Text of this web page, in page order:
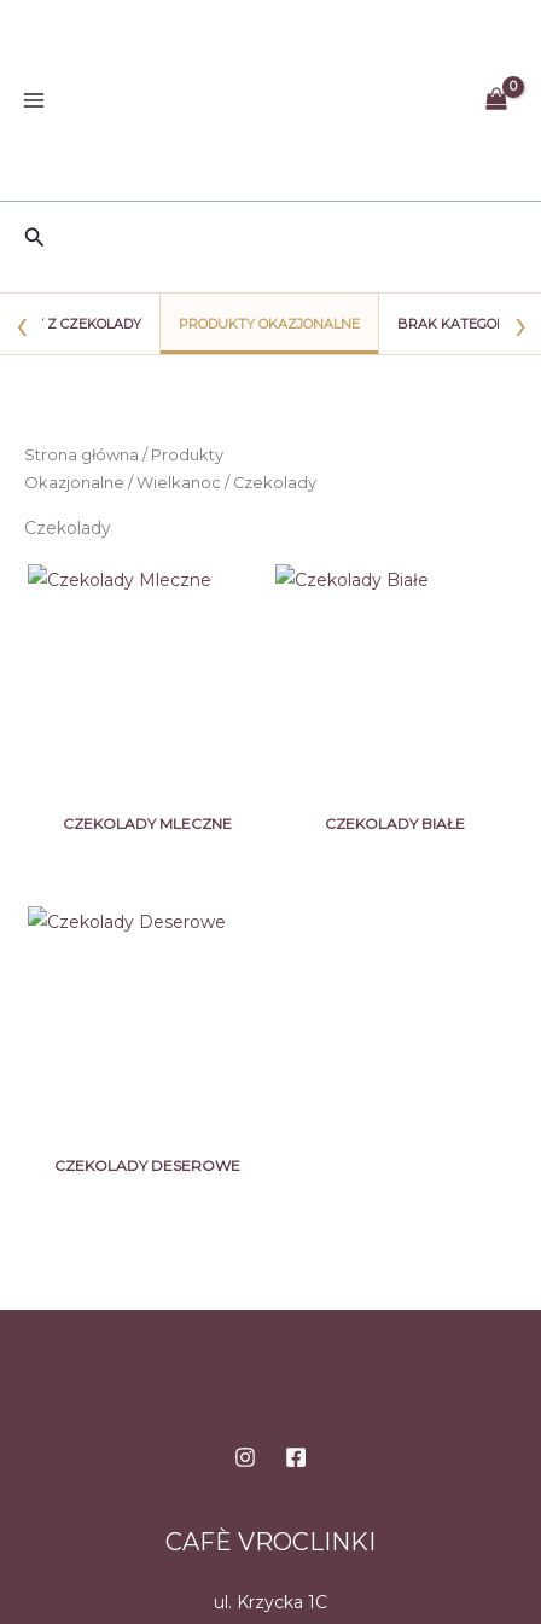
Szukaj
‹ Z CZEKOLADY PRODUKTY OKAZJONALNE BRAK KATEGORII ›
Strona główna / Produkty
Okazjonalne / Wielkanoc / Czekolady
Czekolady
CZEKOLADY MLECZNE CZEKOLADY BIAŁE
CZEKOLADY DESEROWE
CAFÈ VROCLINKI
ul. Krzycka 1C